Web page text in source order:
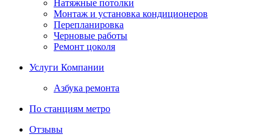
Натяжные потолки
Монтаж и установка кондиционеров
Перепланировка
Черновые работы
Ремонт цоколя
Услуги Компании
Азбука ремонта
По станциям метро
Отзывы